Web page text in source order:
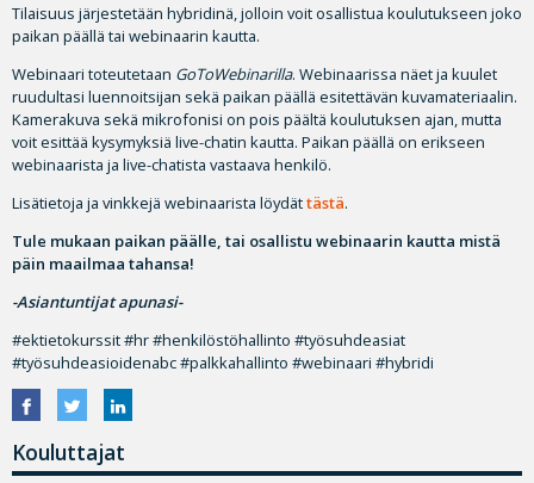
Tilaisuus järjestetään hybridinä, jolloin voit osallistua koulutukseen joko
paikan päällä tai webinaarin kautta.
Webinaari toteutetaan GoToWebinarilla. Webinaarissa näet ja kuulet
ruudultasi luennoitsijan sekä paikan päällä esitettävän kuvamateriaalin.
Kamerakuva sekä mikrofonisi on pois päältä koulutuksen ajan, mutta
voit esittää kysymyksiä live-chatin kautta. Paikan päällä on erikseen
webinaarista ja live-chatista vastaava henkilö.
Lisätietoja ja vinkkejä webinaarista löydättästä.
Tule mukaan paikan päälle, tai osallistu webinaarin kautta mistä
päin maailmaa tahansa!
-Asiantuntijat apunasi-
#ektietokurssit #hr #henkilöstöhallinto #työsuhdeasiat
#työsuhdeasioidenabc #palkkahallinto #webinaari #hybridi
Kouluttajat